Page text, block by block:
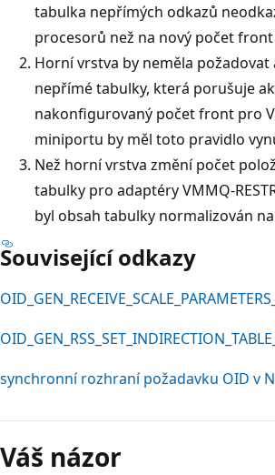
tabulka nepřímých odkazů
procesorů než na nový počet
Horní vrstva by neměla požadovat
nepřímé tabulky, která porušuje
nakonfigurovaný počet front pro
miniportu by měl toto pravidlo
Než horní vrstva změní počet
tabulky pro adaptéry VMMQ-
byl obsah tabulky normalizován
Související odkazy
synchronní rozhraní požadavku OID v
Váš názor